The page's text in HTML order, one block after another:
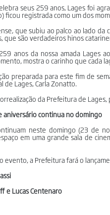
seus 259 anos, Lages foi
ficou registrada como um dos
que subiu ao palco ao lado
que são verdadeiros hinos
anos da nossa amada Lages
mostra o carinho que cada
preparada para este fim de
de Lages, Carla Zonatto.
da Prefeitura de Lages,
aniversário continua no domingo
neste domingo (23 de
em uma grande sala de
evento, a Prefeitura fará o
e Lucas Centenaro